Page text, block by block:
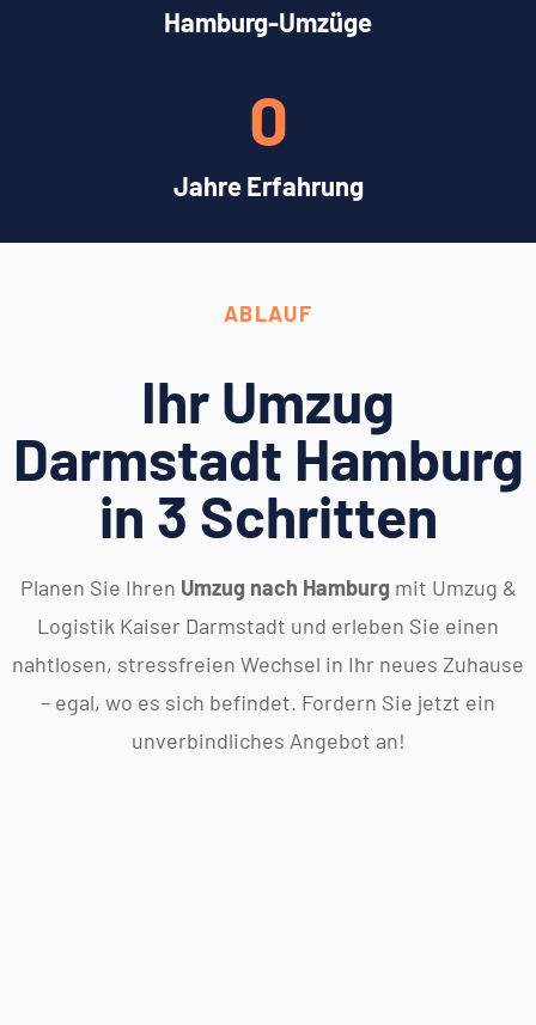
Hamburg-Umzüge
Jahre Erfahrung
0
ABLAUF
Ihr Umzug
Darmstadt Hamburg
in 3 Schritten
Planen Sie Ihren Umzug nach Hamburg mit Umzug &
Logistik Kaiser Darmstadt und erleben Sie einen
nahtlosen, stressfreien Wechsel in Ihr neues Zuhause
– egal, wo es sich befindet. Fordern Sie jetzt ein
unverbindliches Angebot an!